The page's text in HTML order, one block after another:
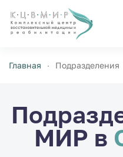
Перейти к
Главная Подразделения
МИР в